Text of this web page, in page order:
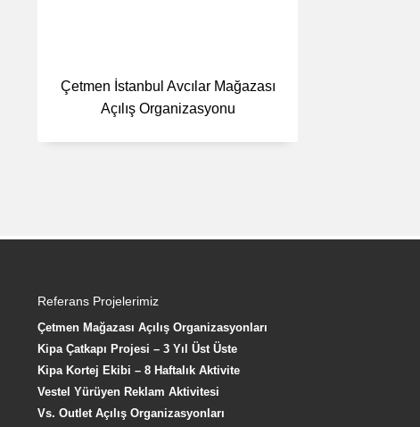
Çetmen İstanbul Avcılar Mağazası
Açılış Organizasyonu
Referans Projelerimiz
Çetmen Mağazası Açılış Organizasyonları
Kipa Çatkapı Projesi – 3 Yıl Üst Üste
Kipa Kortej Ekibi – 8 Haftalık Aktivite
Vestel Yürüyen Reklam Aktivitesi
Vs. Outlet Açılış Organizasyonları